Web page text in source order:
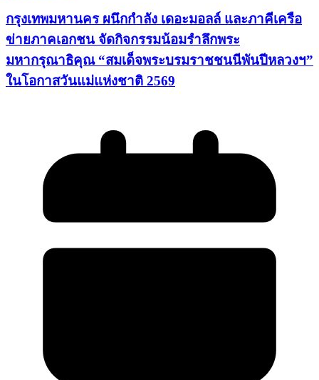
กรุงเทพมหานคร ผนึกกำลัง เดอะมอลล์ และภาคีเครือ
ข่ายภาคเอกชน จัดกิจกรรมน้อมรำลึกพระ
มหากรุณาธิคุณ “สมเด็จพระบรมราชชนนีพันปีหลวงฯ”
ในโอกาสวันแม่แห่งชาติ 2569